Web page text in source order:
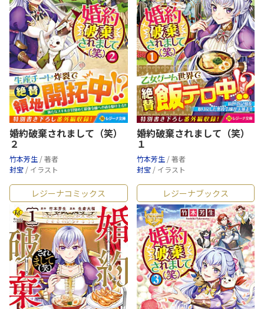
婚約破棄されまして（笑）
２
竹本芳生 / 著者
封宝 / イラスト
婚約破棄されまして（笑）
１
竹本芳生 / 著者
封宝 / イラスト
レジーナコミックス レジーナブックス